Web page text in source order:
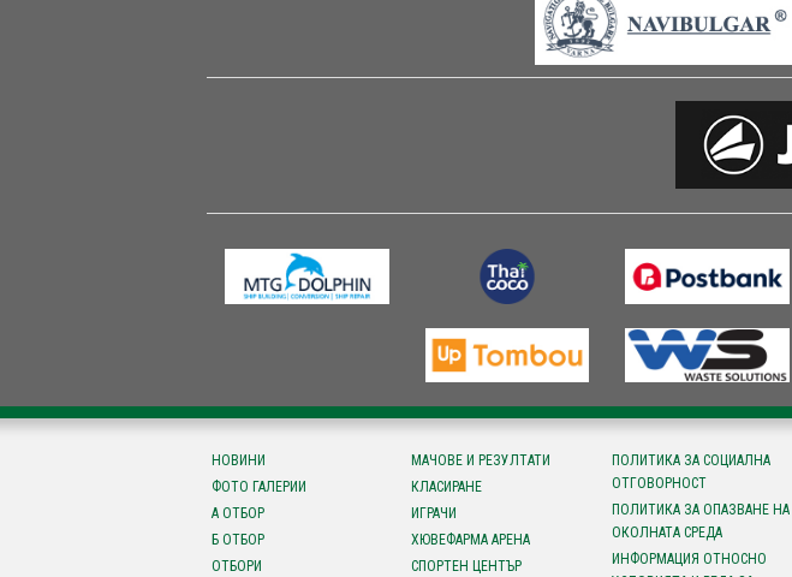
НОВИНИ
ФОТО ГАЛЕРИИ
А ОТБОР
Б ОТБОР
ОТБОРИ
МАЧОВЕ И РЕЗУЛТАТИ
КЛАСИРАНЕ
ИГРАЧИ
ХЮВЕФАРМА АРЕНА
СПОРТЕН ЦЕНТЪР
ПОЛИТИКА ЗА СОЦИАЛНА
ОТГОВОРНОСТ
ПОЛИТИКА ЗА ОПАЗВАНЕ НА
ОКОЛНАТА СРЕДА
ИНФОРМАЦИЯ ОТНОСНО